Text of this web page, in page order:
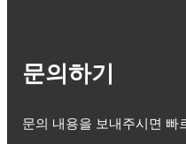
문의하기
문의 내용을 보내주시면 빠